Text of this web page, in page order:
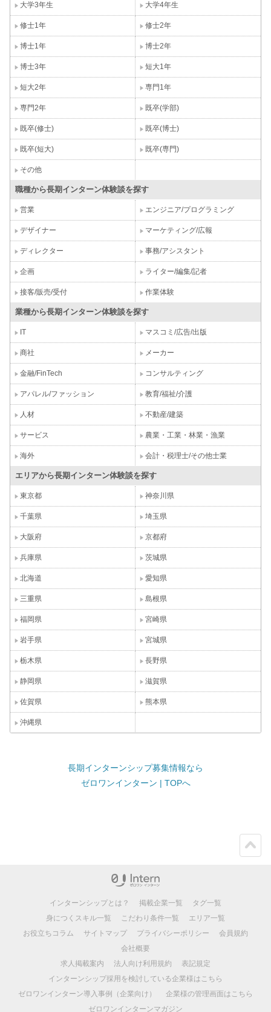
大学3年生 大学4年生
修士1年 修士2年
博士1年 博士2年
博士3年 短大1年
短大2年 専門1年
専門2年 既卒(学部)
既卒(修士) 既卒(博士)
既卒(短大) 既卒(専門)
その他
職種から長期インターン体験談を探す
営業 エンジニア/プログラミング
デザイナー マーケティング/広報
ディレクター 事務/アシスタント
企画 ライター/編集/記者
接客/販売/受付 作業体験
業種から長期インターン体験談を探す
IT マスコミ/広告/出版
商社 メーカー
金融/FinTech コンサルティング
アパレル/ファッション 教育/福祉/介護
人材 不動産/建築
サービス 農業・工業・林業・漁業
海外 会計・税理士/その他士業
エリアから長期インターン体験談を探す
東京都 神奈川県
千葉県 埼玉県
大阪府 京都府
兵庫県 茨城県
北海道 愛知県
三重県 島根県
福岡県 宮崎県
岩手県 宮城県
栃木県 長野県
静岡県 滋賀県
佐賀県 熊本県
沖縄県
長期インターンシップ募集情報なら
ゼロワンインターン | TOPへ
インターンシップとは？ 掲載企業一覧
タグ一覧
身につくスキル一覧
こだわり条件一覧
エリア一覧
お役立ちコラム
サイトマップ プライバシーポリシー
会員規約
会社概要
求人掲載案内
法人向け利用規約
表記規定
インターンシップ採用を検討している企業様はこちら
ゼロワンインターン導入事例（企業向け）
企業様の管理画面はこちら
ゼロワンインターンマガジン